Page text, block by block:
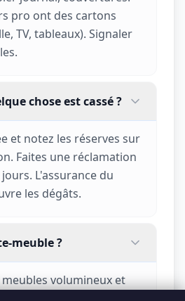
pro ont des cartons
TV, tableaux). Signaler
chose est cassé ?
et notez les réserves sur
Faites une réclamation
L'assurance du
les dégâts.
meuble ?
meubles volumineux et